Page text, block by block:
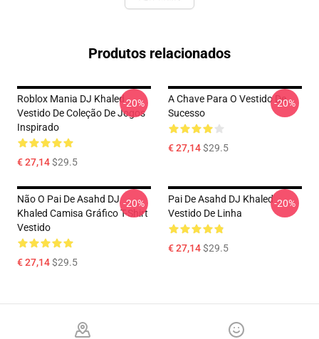
Produtos relacionados
Roblox Mania DJ Khaled
Vestido De Coleção De Jogos
Inspirado
€ 27,14$29.5
-20%
A Chave Para O Vestido De
Sucesso
€ 27,14$29.5
-20%
Não O Pai De Asahd DJ
Khaled Camisa Gráfico T-Shirt
Vestido
€ 27,14$29.5
-20%
Pai De Asahd DJ Khaled
Vestido De Linha
€ 27,14$29.5
-20%